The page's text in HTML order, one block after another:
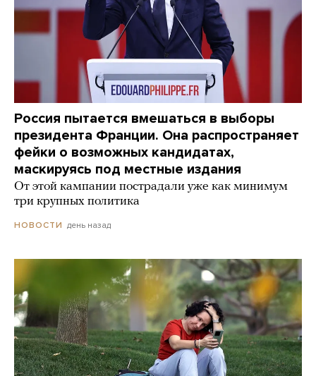
Россия пытается вмешаться в выборы
президента Франции. Она распространяет
фейки о возможных кандидатах,
маскируясь под местные издания
От этой кампании пострадали уже как минимум
три крупных политика
НОВОСТИ день назад